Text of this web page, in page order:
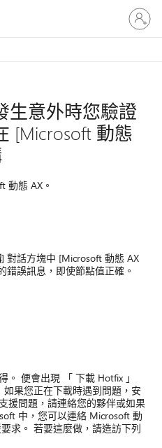
登
入
您
生意外時您驗證
[Microsoft 動態
動態 AX。
] 對話方塊中 [Microsoft 動態 AX
誤訊息，即使節點值正確。
便會出現 「 下載 Hotfix 」
果您正在下載時遇到問題，安
援問題，請連絡您的夥伴或如果
中，您可以連絡 Microsoft 動
求。 若要這麼做，請造訪下列